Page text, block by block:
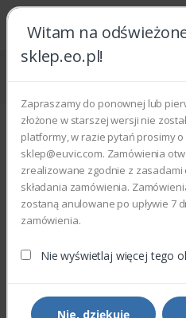
Witam na
sklep.eo.pl!
Zapraszamy do ponownej lub
złożone w starszej wersji nie
platformy, w razie pytań prosimy
sklep@euvic.com. Zamówienia
zrealizowane zgodnie z zasadami
składania zamówienia.
zostaną anulowane po upływie 7
zamówienia.
Nie wyświetlaj więcej tego
Nie, dziękuję
Strona główna Części zamienne